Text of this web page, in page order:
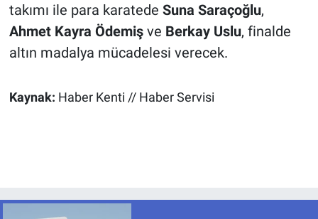
takımı ile para karatede Suna Saraçoğlu,
Ahmet Kayra Ödemişve Berkay Uslu, finalde
altın madalya mücadelesi verecek.
Kaynak: Haber Kenti // Haber Servisi